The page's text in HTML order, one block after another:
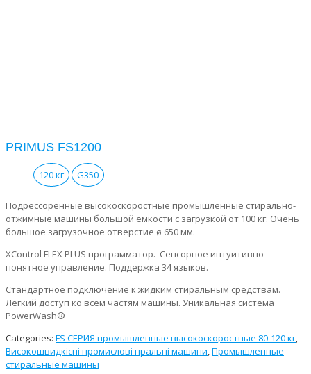
PRIMUS FS1200
120 кг G350
Подрессоренные высокоскоростные промышленные стирально-
отжимные машины большой емкости с загрузкой от 100 кг. Очень
большое загрузочное отверстие ø 650 мм.
XControl FLEX PLUS программатор. Сенсорное интуитивно
понятное управление. Поддержка 34 языков.
Стандартное подключение к жидким стиральным средствам.
Легкий доступ ко всем частям машины. Уникальная система
PowerWash®
Categories: FS СЕРИЯ промышленные высокоскоростные 80-120 кг,
Високошвидкісні промислові пральні машини,Промышленные
стиральные машины